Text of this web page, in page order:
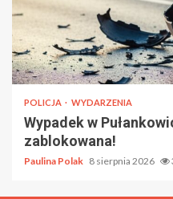
POLICJA WYDARZENIA
Wypadek w
zablokowana!
Paulina Polak 8 sierpnia 2026